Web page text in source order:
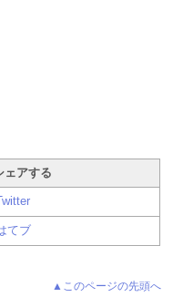
ェアする
てブ
▲このページの先頭へ